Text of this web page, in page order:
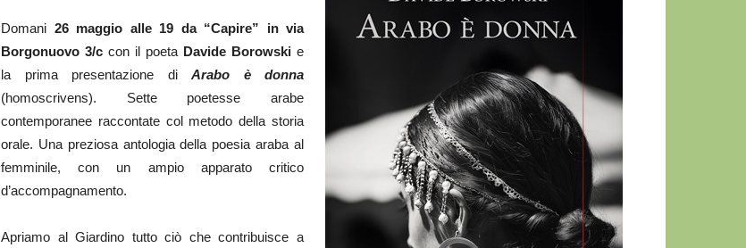
Domani 26 maggio alle 19 da “Capire” in via
Borgonuovo 3/c con il poeta Davide Borowski e
la prima presentazione di Arabo è donna
(homoscrivens). Sette poetesse arabe
contemporanee raccontate col metodo della storia
orale. Una preziosa antologia della poesia araba al
femminile, con un ampio apparato critico
d’accompagnamento.
Apriamo al Giardino tutto ciò che contribuisce a